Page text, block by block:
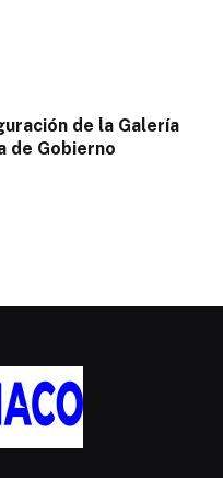
de la Galería
de Gobierno